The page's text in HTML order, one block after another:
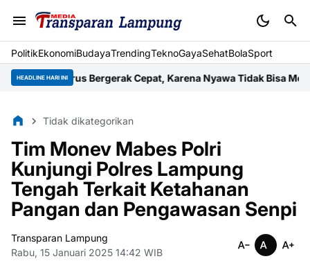
PolitikEkonomiBudayaTrendingTeknoGayaSehatBolaSport
HEADLINE HARI INI
Harus Bergerak Cepat, Karena Nyawa Tidak Bisa Menunggu
Tidak dikategorikan
Tim Monev Mabes Polri
Kunjungi Polres Lampung
Tengah Terkait Ketahanan
Pangan dan Pengawasan Senpi
Transparan Lampung
Rabu, 15 Januari 2025 14:42 WIB